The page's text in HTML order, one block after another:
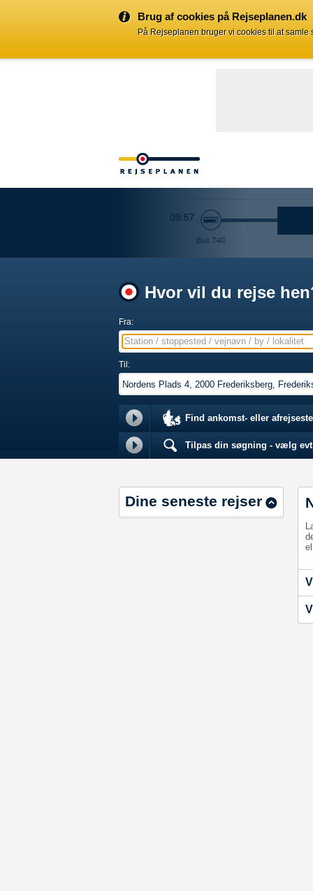
Brug af cookies på Rejseplanen.dk
På Rejseplanen bruger vi cookies til at
Hvor vil du rejse
Fra:
Station / stoppested / vejnavn / by / lokalitet
Til:
Find ankomst- eller
Tilpas din søgning - vælg
Dine seneste rejser